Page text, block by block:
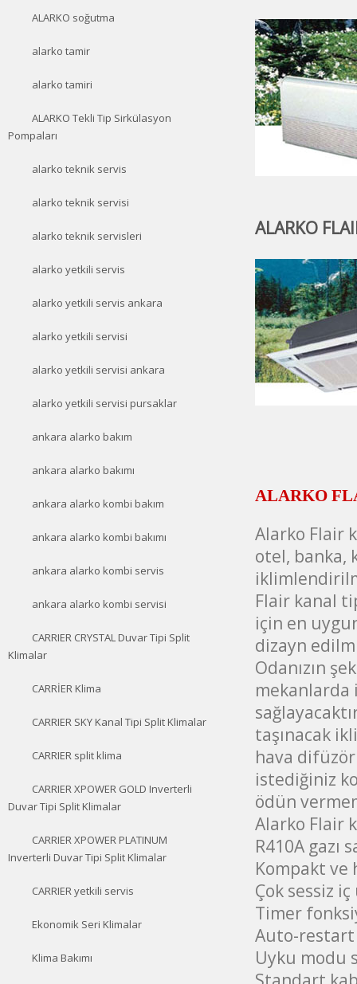
ALARKO
ALARKO
Alarko Flair
otel, banka,
Flair kanal
için en
dizayn
Odanızın
mekanlarda
taşınacak
hava
istediğiniz
ödün
Alarko Flair
R410A gazı
Kompakt ve
Çok sessiz
Timer
Auto-restart
Uyku modu
Standart
ALARKO soğutma
alarko tamir
alarko tamiri
ALARKO Tekli Tip Sirkülasyon
Pompaları
alarko teknik servis
alarko teknik servisi
alarko teknik servisleri
alarko yetkili servis
alarko yetkili servis ankara
alarko yetkili servisi
alarko yetkili servisi ankara
alarko yetkili servisi pursaklar
ankara alarko bakım
ankara alarko bakımı
ankara alarko kombi bakım
ankara alarko kombi bakımı
ankara alarko kombi servis
ankara alarko kombi servisi
CARRIER CRYSTAL Duvar Tipi Split
Klimalar
CARRİER Klima
CARRIER SKY Kanal Tipi Split Klimalar
CARRIER split klima
CARRIER XPOWER GOLD Inverterli
Duvar Tipi Split Klimalar
CARRIER XPOWER PLATINUM
Inverterli Duvar Tipi Split Klimalar
CARRIER yetkili servis
Ekonomik Seri Klimalar
Klima Bakımı